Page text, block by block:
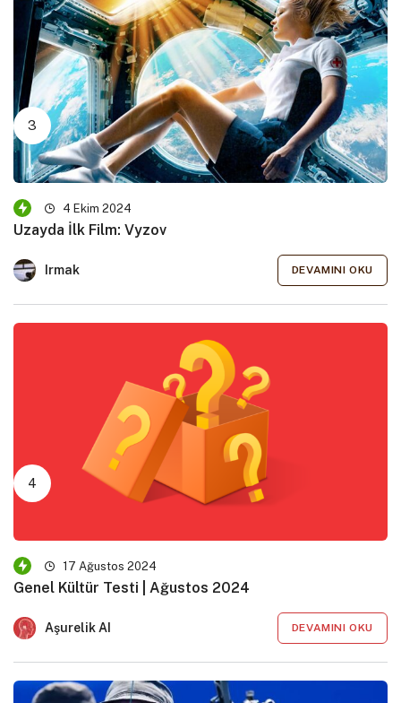
4 Ekim 2024
Uzayda İlk Film: Vyzov
Irmak DEVAMINI OKU
17 Ağustos 2024
Genel Kültür Testi | Ağustos 2024
Aşurelik AI DEVAMINI OKU